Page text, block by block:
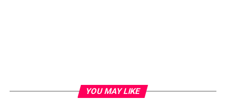
YOU MAY LIKE